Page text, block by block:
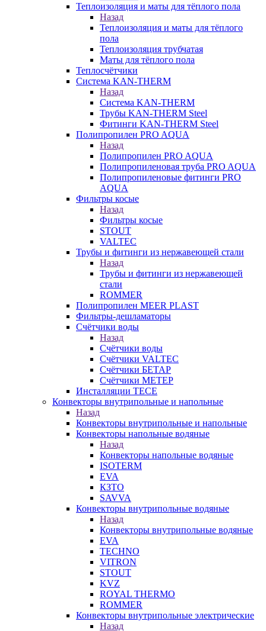
Теплоизоляция и маты для тёплого пола
Назад
Теплоизоляция и маты для тёплого
пола
Теплоизоляция трубчатая
Маты для тёплого пола
Теплосчётчики
Система KAN-THERM
Назад
Система KAN-THERM
Трубы KAN-THERM Steel
Фитинги KAN-THERM Steel
Полипропилен PRO AQUA
Назад
Полипропилен PRO AQUA
Полипропиленовая труба PRO AQUA
Полипропиленовые фитинги PRO
AQUA
Фильтры косые
Назад
Фильтры косые
STOUT
VALTEC
Трубы и фитинги из нержавеющей стали
Назад
Трубы и фитинги из нержавеющей
стали
ROMMER
Полипропилен MEER PLAST
Фильтры-дешламаторы
Счётчики воды
Назад
Счётчики воды
Счётчики VALTEC
Счётчики БЕТАР
Счётчики МЕТЕР
Инсталляции TECE
Конвекторы внутрипольные и напольные
Назад
Конвекторы внутрипольные и напольные
Конвекторы напольные водяные
Назад
Конвекторы напольные водяные
ISOTERM
EVA
КЗТО
SAVVA
Конвекторы внутрипольные водяные
Назад
Конвекторы внутрипольные водяные
EVA
TECHNO
VITRON
STOUT
KVZ
ROYAL THERMO
ROMMER
Конвекторы внутрипольные электрические
Назад